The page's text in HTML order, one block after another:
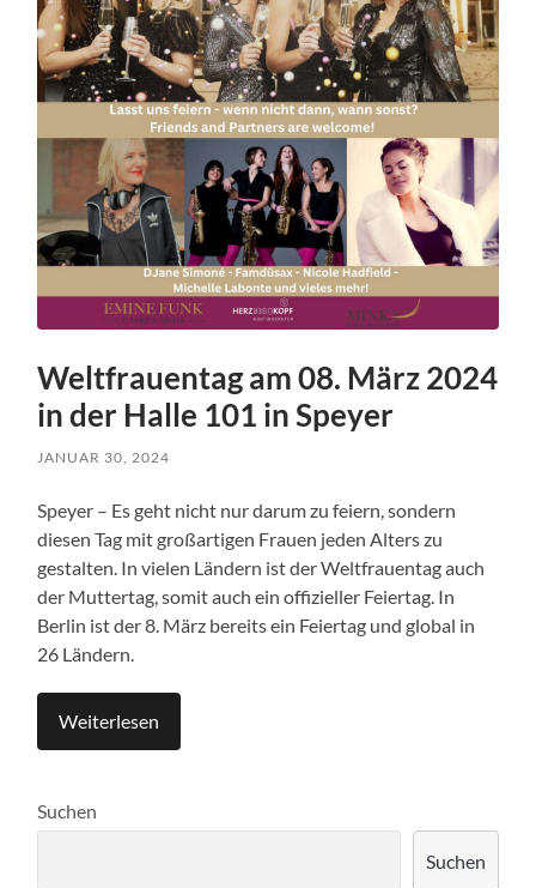
Weltfrauentag am 08. März 2024
in der Halle 101 in Speyer
JANUAR 30, 2024
Speyer – Es geht nicht nur darum zu feiern, sondern
diesen Tag mit großartigen Frauen jeden Alters zu
gestalten. In vielen Ländern ist der Weltfrauentag auch
der Muttertag, somit auch ein offizieller Feiertag. In
Berlin ist der 8. März bereits ein Feiertag und global in
26 Ländern.
Weiterlesen
Suchen
Suchen